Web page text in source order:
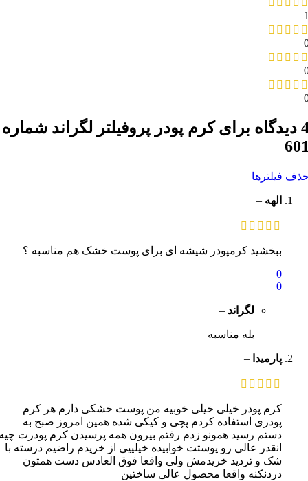
برای
کرم پودر پروفیلتر لگراند شماره
فیلترها
الهه –
ببخشید کرمپودر شیشه ای برای پوست خشک هم مناسبه ؟
0
0
لگراند –
بله مناسبه
پارمیدا –
کرم پودر خیلی خیلی خوبیه من پوست خشکی دارم هر کرم
پودری استفاده کردم پچی و کیکی شده همین امروز صبح به
دستم رسید همونو زدم رفتم بیرون همه پرسیدن کرم پودرت
انقدر عالی رو پوستت خوابیده خیلییی از خریدم راضیم درسته با
شک و تردید خریدمش ولی واقعا فوق العادس دست همتون
دردنکنه واقعا محصول عالی ساختین